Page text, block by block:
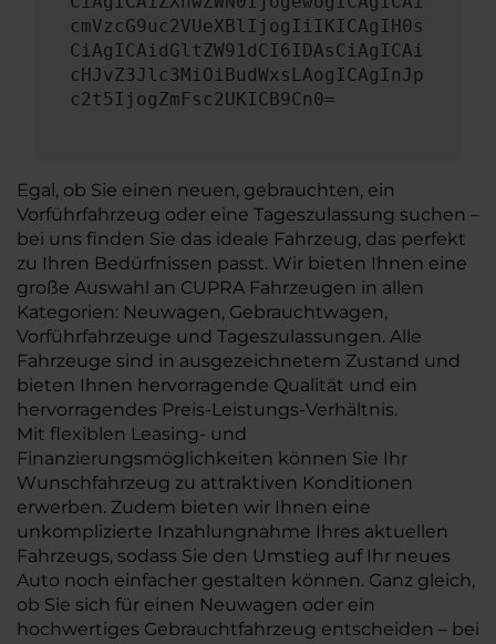
cmVzcG9uc2VUeXBlIjogIiIKICAgIH0s
CiAgICAidGltZW91dCI6IDAsCiAgICAi
cHJvZ3Jlc3MiOiBudWxsLAogICAgInJp
c2t5IjogZmFsc2UKICB9Cn0=
Egal, ob Sie einen neuen, gebrauchten, ein
Vorführfahrzeug oder eine Tageszulassung suchen –
bei uns finden Sie das ideale Fahrzeug, das perfekt
zu Ihren Bedürfnissen passt. Wir bieten Ihnen eine
große Auswahl an CUPRA Fahrzeugen in allen
Kategorien: Neuwagen, Gebrauchtwagen,
Vorführfahrzeuge und Tageszulassungen. Alle
Fahrzeuge sind in ausgezeichnetem Zustand und
bieten Ihnen hervorragende Qualität und ein
hervorragendes Preis-Leistungs-Verhältnis.
Mit flexiblen Leasing- und
Finanzierungsmöglichkeiten können Sie Ihr
Wunschfahrzeug zu attraktiven Konditionen
erwerben. Zudem bieten wir Ihnen eine
unkomplizierte Inzahlungnahme Ihres aktuellen
Fahrzeugs, sodass Sie den Umstieg auf Ihr neues
Auto noch einfacher gestalten können. Ganz gleich,
ob Sie sich für einen Neuwagen oder ein
hochwertiges Gebrauchtfahrzeug entscheiden – bei